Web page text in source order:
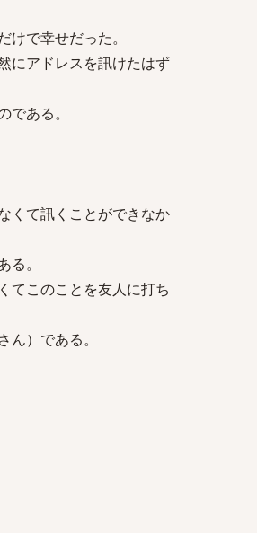
で幸せだった。
にアドレスを訊けたはず
ある。
くて訊くことができなか
。
てこのことを友人に打ち
）である。